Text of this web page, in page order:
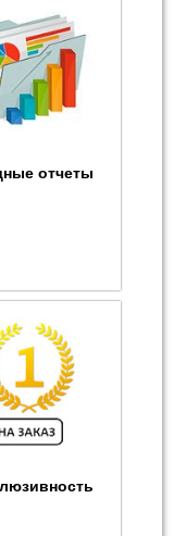
отчеты